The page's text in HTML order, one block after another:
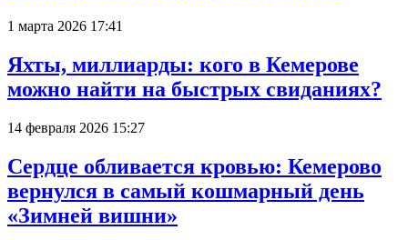
1 марта 2026 17:41
Яхты, миллиарды: кого в Кемерове
можно найти на быстрых свиданиях?
14 февраля 2026 15:27
Сердце обливается кровью: Кемерово
вернулся в самый кошмарный день
«Зимней вишни»